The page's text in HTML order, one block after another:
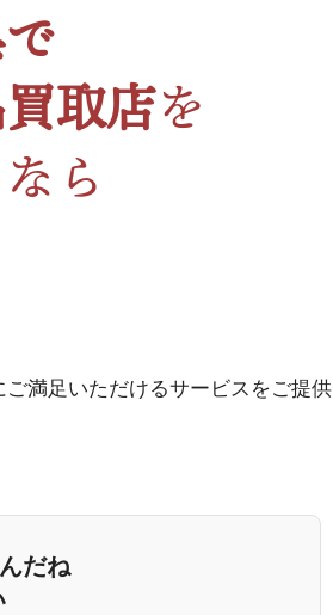
取店を
ら
満足いただけるサービスをご提供
だね